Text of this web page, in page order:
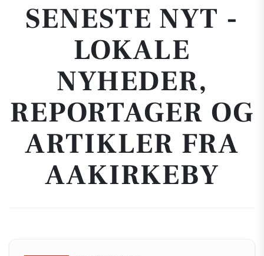
SENESTE NYT -
LOKALE
NYHEDER,
REPORTAGER OG
ARTIKLER FRA
AAKIRKEBY